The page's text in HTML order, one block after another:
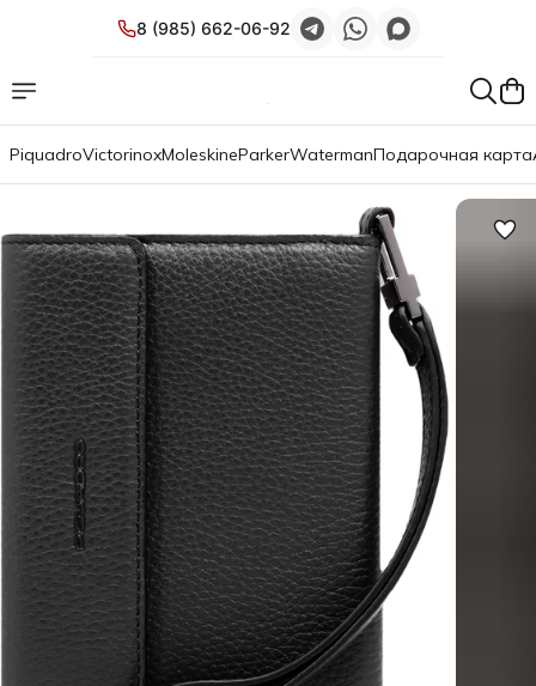
8 (985) 662-06-92
PiquadroVictorinoxMoleskineParkerWatermanПодарочная карта